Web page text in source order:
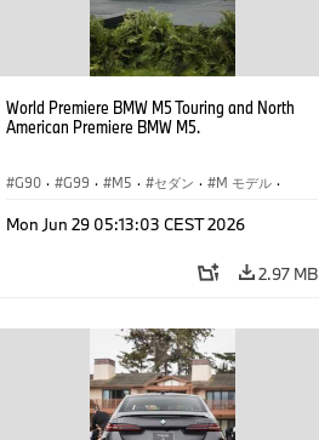
World Premiere BMW M5 Touring and North
American Premiere BMW M5.
G90 · G99 · M5 · セダン · M モデル ·
Mon Jun 29 05:13:03 CEST 2026
2.97 MB